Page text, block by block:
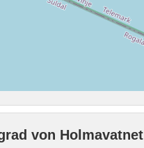
von Holmavatnet